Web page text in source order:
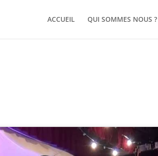
ACCUEIL QUI SOMMES NOUS ?